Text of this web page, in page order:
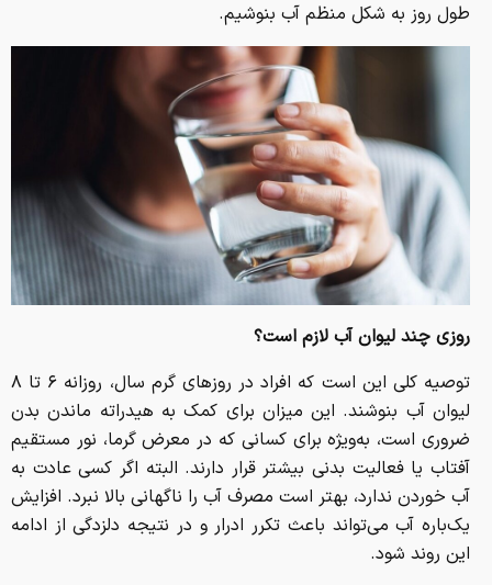
طول روز به شکل منظم آب بنوشیم.
روزی چند لیوان آب لازم است؟
توصیه کلی این است که افراد در روزهای گرم سال، روزانه ۶ تا ۸
لیوان آب بنوشند. این میزان برای کمک به هیدراته ماندن بدن
ضروری است، به‌ویژه برای کسانی که در معرض گرما، نور مستقیم
آفتاب یا فعالیت بدنی بیشتر قرار دارند. البته اگر کسی عادت به
آب خوردن ندارد، بهتر است مصرف آب را ناگهانی بالا نبرد. افزایش
یک‌باره آب می‌تواند باعث تکرر ادرار و در نتیجه دلزدگی از ادامه
این روند شود.